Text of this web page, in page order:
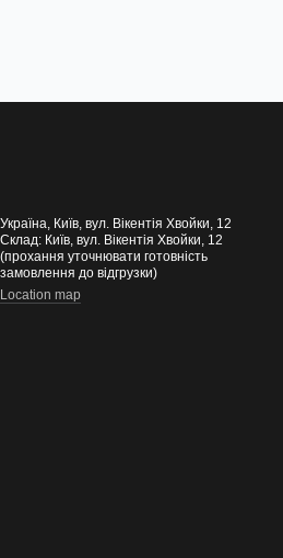
Україна, Київ, вул. Вікентія Хвойки, 12
Склад: Київ, вул. Вікентія Хвойки, 12
(прохання уточнювати готовність
замовлення до відгрузки)
Location map